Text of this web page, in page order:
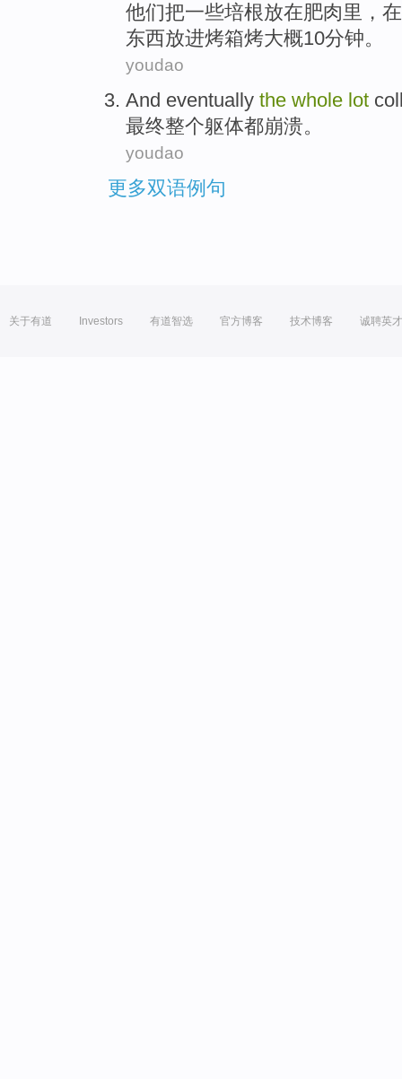
他们把一些培根放在肥肉里， 在
东西放进烤箱烤大概10分钟。
youdao
And eventually the whole lot
最终整个躯体都崩溃。
youdao
更多双语例句
关于有道 Investors 有道智选 官方博客 技术博客 诚聘英才